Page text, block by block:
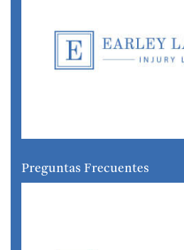
Preguntas Frecuentes